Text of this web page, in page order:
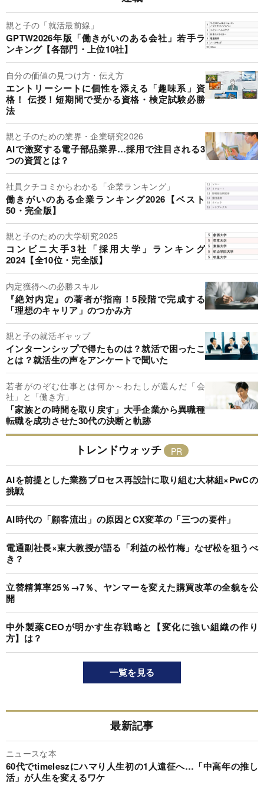
親と子の「就活最前線」
GPTW2026年版「働きがいのある会社」若手ラ
ンキング【各部門・上位10社】
自分の価値の見つけ方・伝え方
エントリーシートに個性を添える「趣味系」資
格！ 伝授！短期間で受かる資格・検定試験必勝
法
親と子のための業界・企業研究2026
AIで激変する電子部品業界…採用で注目される3
つの資質とは？
社員クチコミからわかる「企業ランキング」
働きがいのある企業ランキング2026【ベスト
50・完全版】
親と子のための大学研究2025
コンビニ大手3社「採用大学」ランキング
2024【全10位・完全版】
内定獲得への必勝スキル
『絶対内定』の著者が指南！5段階で完成する
「理想のキャリア」のつかみ方
親と子の就活ギャップ
インターンシップで得たものは？就活で困ったこ
とは？就活生の声をアンケートで聞いた
若者がのぞむ仕事とは何か～わたしが選んだ「会
社」と「働き方」
「家族との時間を取り戻す」大手企業から異職種
転職を成功させた30代の決断と軌跡
トレンドウォッチ
AIを前提とした業務プロセス再設計に取り組む大林組×PwCの
挑戦
AI時代の「顧客流出」の原因とCX変革の「三つの要件」
電通副社長×東大教授が語る「利益の松竹梅」なぜ松を狙うべ
き？
立替精算率25％→7％、ヤンマーを変えた購買改革の全貌を公
開
中外製薬CEOが明かす生存戦略と【変化に強い組織の作り
方】は？
一覧を見る
最新記事
ニュースな本
60代でtimeleszにハマり人生初の1人遠征へ…「中高年の推し
活」が人生を変えるワケ